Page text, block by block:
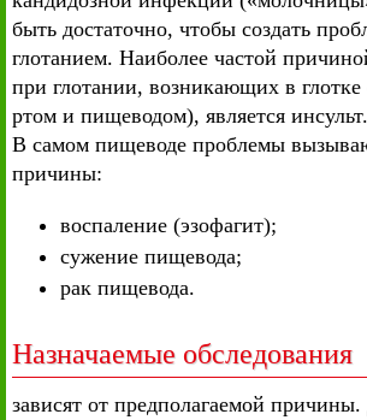
быть достаточно, чтобы создать
глотанием. Наиболее частой
при глотании, возникающих в
ртом и пищеводом), является инсульт.
В самом пищеводе проблемы
причины:
воспаление (эзофагит);
сужение пищевода;
рак пищевода.
Назначаемые обследования
зависят от предполагаемой